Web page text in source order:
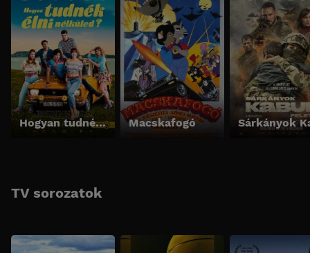
Hogyan tudnék élni nélküled? Macskafogó
TV sorozatok